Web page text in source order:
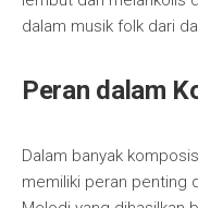
dalam musik folk dari
Peran dalam
Dalam banyak
memiliki peran penting